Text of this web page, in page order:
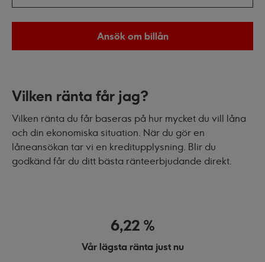
Ansök om billån
Vilken ränta får jag?
Vilken ränta du får baseras på hur mycket du vill låna
och din ekonomiska situation. När du gör en
låneansökan tar vi en kreditupplysning. Blir du
godkänd får du ditt bästa ränteerbjudande direkt.
6,22 %
Vår lägsta ränta just nu